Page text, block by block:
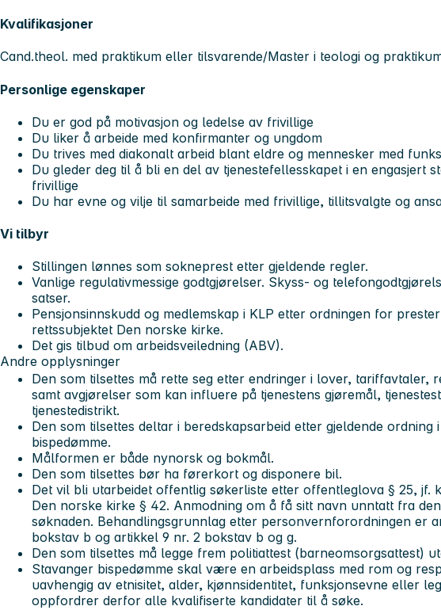
Kvalifikasjoner
Cand.theol. med praktikum eller tilsvarende/Master i teologi og
Personlige egenskaper
Du er god på motivasjon og ledelse av frivillige
Du liker å arbeide med konfirmanter og ungdom
Du trives med diakonalt arbeid blant eldre og mennesker med
Du gleder deg til å bli en del av tjenestefellesskapet i en engasjert
frivillige
Du har evne og vilje til samarbeide med frivillige, tillitsvalgte og
Vi tilbyr
Stillingen lønnes som sokneprest etter gjeldende regler.
Vanlige regulativmessige godtgjørelser. Skyss- og
satser.
Pensjonsinnskudd og medlemskap i KLP etter ordningen for
rettssubjektet Den norske kirke.
Det gis tilbud om arbeidsveiledning (ABV).
Andre opplysninger
Den som tilsettes må rette seg etter endringer i lover, tariffavtaler,
samt avgjørelser som kan influere på tjenestens gjøremål,
tjenestedistrikt.
Den som tilsettes deltar i beredskapsarbeid etter gjeldende ordning
bispedømme.
Målformen er både nynorsk og bokmål.
Den som tilsettes bør ha førerkort og disponere bil.
Det vil bli utarbeidet offentlig søkerliste etter offentleglova § 25, jf.
Den norske kirke § 42. Anmodning om å få sitt navn unntatt fra
søknaden. Behandlingsgrunnlag etter personvernforordningen er
bokstav b og artikkel 9 nr. 2 bokstav b og g.
Den som tilsettes må legge frem politiattest (barneomsorgsattest)
Stavanger bispedømme skal være en arbeidsplass med rom og
uavhengig av etnisitet, alder, kjønnsidentitet, funksjonsevne eller
oppfordrer derfor alle kvalifiserte kandidater til å søke.